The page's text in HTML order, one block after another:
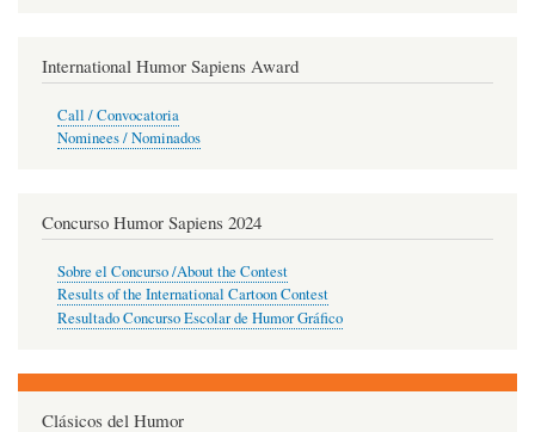
International Humor Sapiens Award
Call / Convocatoria
Nominees / Nominados
Concurso Humor Sapiens 2024
Sobre el Concurso /About the Contest
Results of the International Cartoon Contest
Resultado Concurso Escolar de Humor Gráfico
Clásicos del Humor